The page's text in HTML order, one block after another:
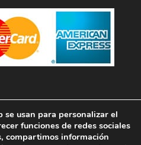
se usan para personalizar el
funciones de redes sociales
compartimos información